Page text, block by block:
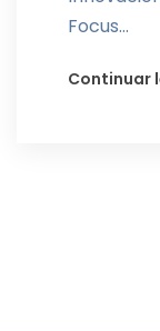
Focus...
Continuar